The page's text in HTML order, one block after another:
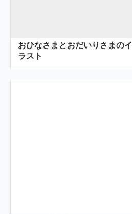
おひなさまとおだいりさまのイ
ラスト